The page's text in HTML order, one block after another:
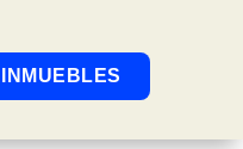
INMUEBLES